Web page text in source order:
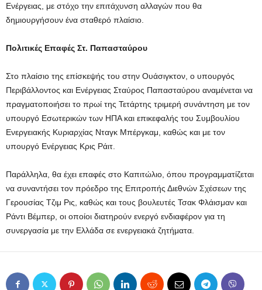
Ενέργειας, με στόχο την επιτάχυνση αλλαγών που θα
δημιουργήσουν ένα σταθερό πλαίσιο.
Πολιτικές Επαφές Στ. Παπασταύρου
Στο πλαίσιο της επίσκεψής του στην Ουάσιγκτον, ο υπουργός
Περιβάλλοντος και Ενέργειας Σταύρος Παπασταύρου αναμένεται να
πραγματοποιήσει το πρωί της Τετάρτης τριμερή συνάντηση με τον
υπουργό Εσωτερικών των ΗΠΑ και επικεφαλής του Συμβουλίου
Ενεργειακής Κυριαρχίας Νταγκ Μπέργκαμ, καθώς και με τον
υπουργό Ενέργειας Κρις Ράιτ.
Παράλληλα, θα έχει επαφές στο Καπιτώλιο, όπου προγραμματίζεται
να συναντήσει τον πρόεδρο της Επιτροπής Διεθνών Σχέσεων της
Γερουσίας Τζιμ Ρις, καθώς και τους βουλευτές Τσακ Φλάισμαν και
Ράντι Βέμπερ, οι οποίοι διατηρούν ενεργό ενδιαφέρον για τη
συνεργασία με την Ελλάδα σε ενεργειακά ζητήματα.